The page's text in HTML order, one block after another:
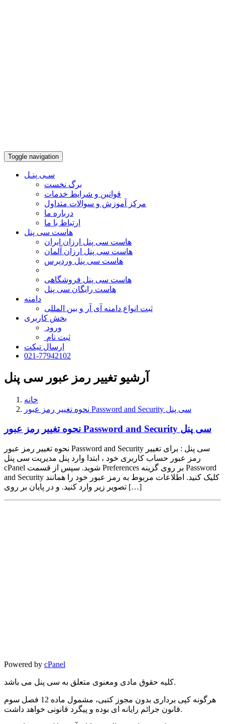
Toggle navigation
سـی پنـل
برگ نخست
قوانین و شرایط خدمات
مرکز آموزش و سوالات متداول
درباره ما
ارتباط با ما
هاست سی پنل
هاست سی پنل ارزان ایران
هاست سی پنل ارزان آلمان
هاست سی پنل وردپرس
هاست سی پنل فروشگاهی
هاست رایگان سی پنل
دامنه
ثبت انواع دامنه آی آر و بین المللی
بخش کاربری
ورود
ثبت نام
ارسال تیکت
021-77942102
آرشیو تغییر رمز عبور سی پنل
خانه
نحوه تغییر رمز عبور Password and Security سی پنل
نحوه تغییر رمز عبور Password and Security سی پنل
نحوه تغییر رمز عبور Password and Security سی پنل : برای تغییر
رمز عبور حساب کاربری خود ، ابتدا وارد پنل مدیریت سی پنل
cPanel شوید. سپس از قسمت Preferences بر روی گزینه Password
and Security کلیک کنید. اطلاعات مربوط به رمز عبور خود را همانند
تصویر زیر وارد کنید. و در پایان بر روی […]
Powered by cPanel
کلیه حقوق مادی ومعنوی متعلق به سی پنل می باشد.
هرگونه کپی برداری بدون مجوز کتبی، مشمول ماده 12 فصل سوم
قانون جرائم رایانه ای بوده و پیگرد قانونی خواهد داشت.